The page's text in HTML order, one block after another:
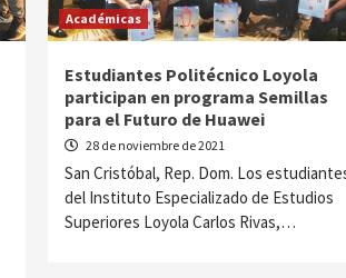
Académicas
Estudiantes Politécnico Loyola
participan en programa Semillas
para el Futuro de Huawei
28 de noviembre de 2021
San Cristóbal, Rep. Dom. Los
del Instituto Especializado de Estudios
Superiores Loyola Carlos Rivas,…